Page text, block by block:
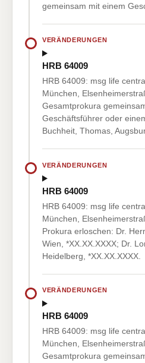
gemeinsam mit einem
VERÄNDERUNGEN
HRB 64009
HRB 64009: msg life
München,
Gesamtprokura
Geschäftsführer oder
Buchheit, Thomas,
VERÄNDERUNGEN
HRB 64009
HRB 64009: msg life
München,
Prokura erloschen: Dr.
Wien, *XX.XX.XXXX; Dr.
Heidelberg, *XX.XX.XXXX.
VERÄNDERUNGEN
HRB 64009
HRB 64009: msg life
München,
Gesamtprokura